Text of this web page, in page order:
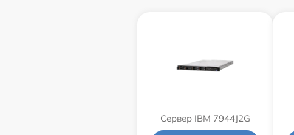
Сервер IBM 7944J2G